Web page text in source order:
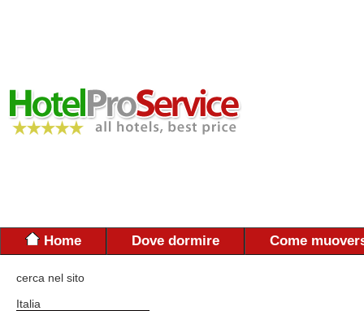
Home Dove dormire Come
cerca nel sito
Italia